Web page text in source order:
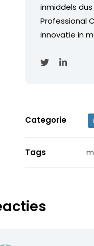
inmiddels
Professional
innovatie in
Categorie
Tags